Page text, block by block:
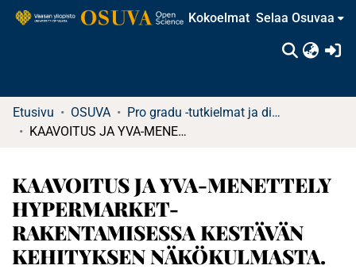
Kokoelmat Selaa Osuvaa
Etusivu OSUVA
Pro gradu -tutkielmat ja diplomityöt
KAAVOITUS JA YVA-MENETTELY HYPERMARKET-RAKENTAMISESSA KESTÄVÄN KEHITYKSEN NÄKÖKULMASTA.
KAAVOITUS JA YVA-MENETTELY
HYPERMARKET-
RAKENTAMISESSA KESTÄVÄN
KEHITYKSEN NÄKÖKULMASTA.